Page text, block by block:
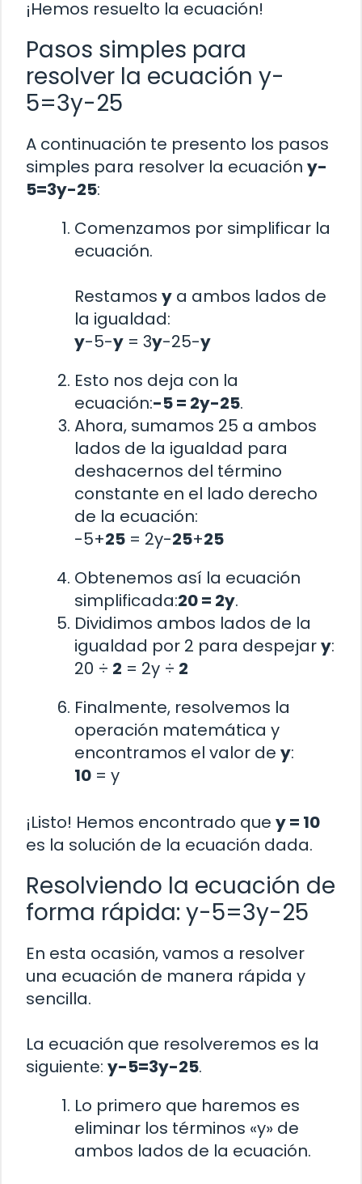
¡Hemos resuelto la ecuación!
Pasos simples para
resolver la ecuación y-
5=3y-25
A continuación te presento los pasos
simples para resolver la ecuación y-
5=3y-25:
Comenzamos por simplificar la
ecuación.
Restamos y a ambos lados de
la igualdad:
y-5-y = 3y-25-y
Esto nos deja con la
ecuación:-5 = 2y-25.
Ahora, sumamos 25 a ambos
lados de la igualdad para
deshacernos del término
constante en el lado derecho
de la ecuación:
-5+25 = 2y-25+25
Obtenemos así la ecuación
simplificada:20 = 2y.
Dividimos ambos lados de la
igualdad por 2 para despejary:
20 ÷ 2 = 2y ÷ 2
Finalmente, resolvemos la
operación matemática y
encontramos el valor de y:
10 = y
¡Listo! Hemos encontrado que y = 10
es la solución de la ecuación dada.
Resolviendo la ecuación de
forma rápida: y-5=3y-25
En esta ocasión, vamos a resolver
una ecuación de manera rápida y
sencilla.
La ecuación que resolveremos es la
siguiente: y-5=3y-25.
Lo primero que haremos es
eliminar los términos «y» de
ambos lados de la ecuación.